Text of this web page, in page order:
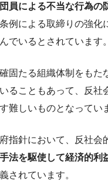
員による不当な行為の
例による取締りの強化
でいるとされています。
固たる組織体制をもた
ることもあって、反社
難しいものとなってい
指針において、反社会
法を駆使して経済的利
されています。